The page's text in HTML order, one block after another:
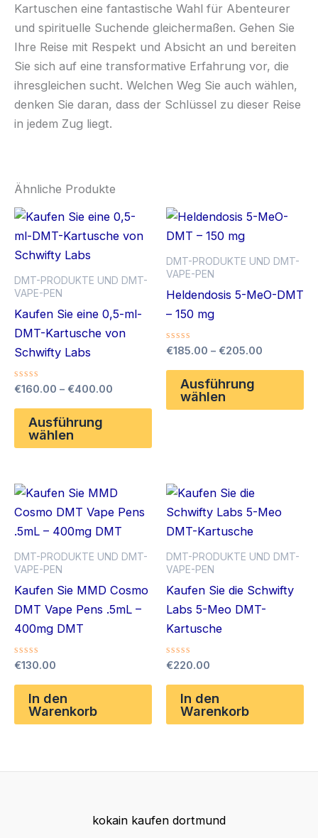
Kartuschen eine fantastische Wahl für Abenteurer
und spirituelle Suchende gleichermaßen. Gehen Sie
Ihre Reise mit Respekt und Absicht an und bereiten
Sie sich auf eine transformative Erfahrung vor, die
ihresgleichen sucht. Welchen Weg Sie auch wählen,
denken Sie daran, dass der Schlüssel zu dieser Reise
in jedem Zug liegt.
Ähnliche Produkte
DMT-PRODUKTE UND DMT-
VAPE-PEN
Kaufen Sie eine 0,5-ml-
DMT-Kartusche von
Schwifty Labs
Bewertet
0
von
€160.00 – €400.00 Preisspanne:
Ausführung
wählen
Dieses
weist
Varianten
auf.
Die
können
auf
der
Produktseite
werden
DMT-PRODUKTE UND DMT-
VAPE-PEN
Heldendosis 5-MeO-DMT
– 150 mg
Bewertet
0
von
€185.00 – €205.00
Ausführung
wählen
DMT-PRODUKTE UND DMT-
VAPE-PEN
Kaufen Sie MMD Cosmo
DMT Vape Pens .5mL –
400mg DMT
Bewertet
0
von
€130.00
In den
Warenkorb
DMT-PRODUKTE UND DMT-
VAPE-PEN
Kaufen Sie die Schwifty
Labs 5-Meo DMT-
Kartusche
Bewertet
0
von
€220.00
In den
Warenkorb
kokain kaufen dortmund